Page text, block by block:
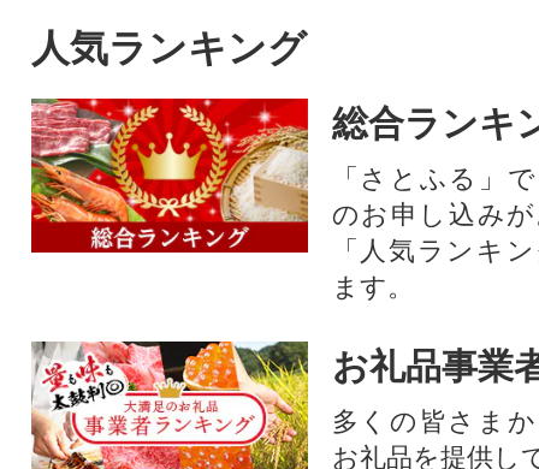
人気ランキング
総合ランキ
「さとふる」
のお申し込み
「人気ランキ
ます。
お礼品事業
多くの皆さま
お礼品を提供し